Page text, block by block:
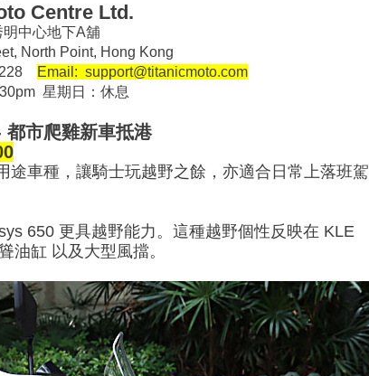
Centre Ltd.
中心地下A舖
North Point, Hong Kong
Email: support@titanicmoto.com
星期日：休息
市爬雞新車抵港
車種，讓騎士玩越野之餘，亦適合日常上落班駕
650 更具越野能力。這種越野個性反映在 KLE
油缸 以及大型風擋。